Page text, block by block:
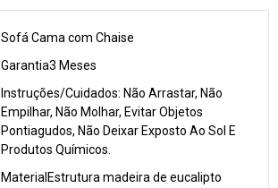
Sofá Cama com Chaise
Garantia3 Meses
Instruções/Cuidados: Não Arrastar, Não
Empilhar, Não Molhar, Evitar Objetos
Pontiagudos, Não Deixar Exposto Ao Sol E
Produtos Químicos.
MaterialEstrutura madeira de eucalipto